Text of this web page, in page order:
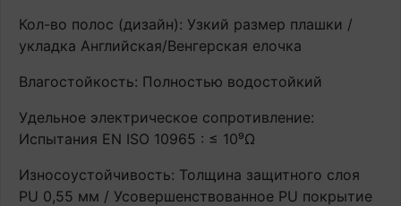
Кол-во полос (дизайн): Узкий размер плашки /
укладка Английская/Венгерская елочка
Влагостойкость: Полностью водостойкий
Удельное электрическое сопротивление:
Испытания EN ISO 10965 : ≤ 10⁹Ω
Износоустойчивость: Толщина защитного слоя
PU 0,55 мм / Усовершенствованное PU покрытие